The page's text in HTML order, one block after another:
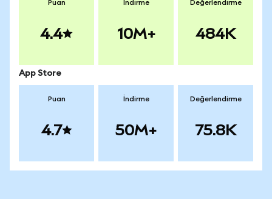
Puan
4.4
İndirme
10M+
Değerlendirme
484K
App Store
Puan
4.7
İndirme
50M+
Değerlendirme
75.8K